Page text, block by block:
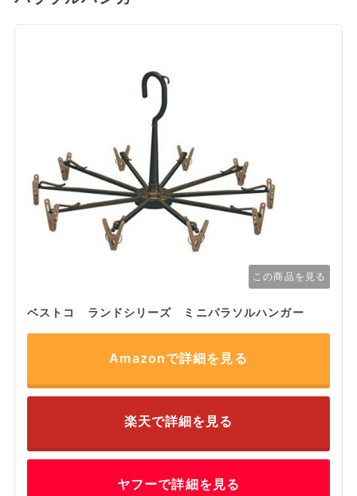
この商品を見る
ベストコ ランドシリーズ ミニパラソルハンガー
Amazonで詳細を見る
楽天で詳細を見る
ヤフーで詳細を見る